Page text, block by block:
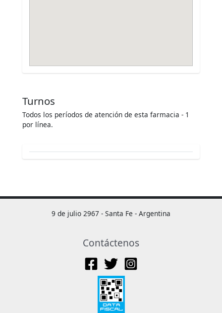
Turnos
Todos los períodos de atención de esta farmacia - 1
por línea.
9 de julio 2967 - Santa Fe - Argentina
Contáctenos